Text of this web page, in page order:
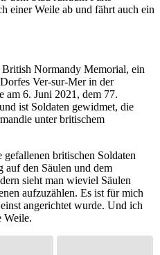
einer Weile ab und fährt auch ein
British Normandy Memorial, ein
Ver-sur-Mer in der
am 6. Juni 2021, dem 77.
ist Soldaten gewidmet, die
unter britischem
britischen Soldaten
auf den Säulen und dem
sieht man wieviel Säulen
aufzuzählen. Es ist für mich
angerichtet wurde. Und ich
Weile.